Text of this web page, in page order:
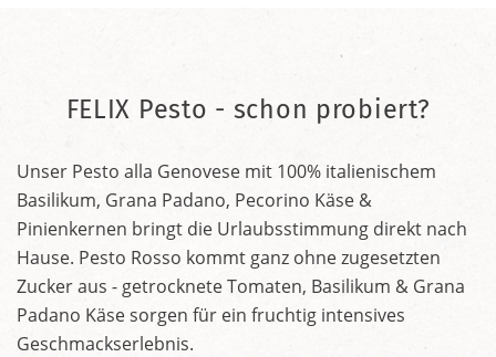
FELIX Pesto - schon probiert?
Unser Pesto alla Genovese mit 100% italienischem
Basilikum, Grana Padano, Pecorino Käse &
Pinienkernen bringt die Urlaubsstimmung direkt nach
Hause. Pesto Rosso kommt ganz ohne zugesetzten
Zucker aus - getrocknete Tomaten, Basilikum & Grana
Padano Käse sorgen für ein fruchtig intensives
Geschmackserlebnis.